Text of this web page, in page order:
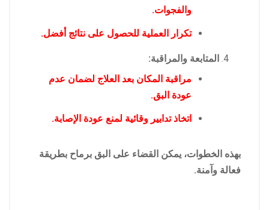
والفجوات.
تكرار العملية للحصول على نتائج أفضل.
المتابعة والمراقبة:
مراقبة المكان بعد العلاج لضمان عدم
عودة البق.
اتخاذ تدابير وقائية لمنع عودة الإصابة.
بهذه الخطوات، يمكن القضاء على البق برماح بطريقة
فعالة وآمنة.